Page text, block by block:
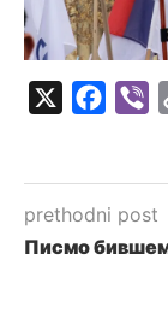
prethodni post
Писмо